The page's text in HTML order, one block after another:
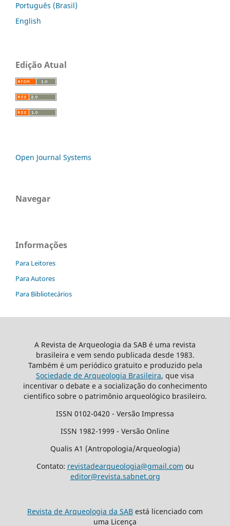
Português (Brasil)
English
Edição Atual
Open Journal Systems
Navegar
Informações
Para Leitores
Para Autores
Para Bibliotecários
A Revista de Arqueologia da SAB é uma revista
brasileira e vem sendo publicada desde 1983.
Também é um periódico gratuito e produzido pela
Sociedade de Arqueologia Brasileira, que visa
incentivar o debate e a socialização do conhecimento
cientifico sobre o patrimônio arqueológico brasileiro.
ISSN 0102-0420 - Versão Impressa
ISSN 1982-1999 - Versão Online
Qualis A1 (Antropologia/Arqueologia)
Contato: revistadearqueologia@gmail.com ou
editor@revista.sabnet.org
Revista de Arqueologia da SAB está licenciado com
uma Licença